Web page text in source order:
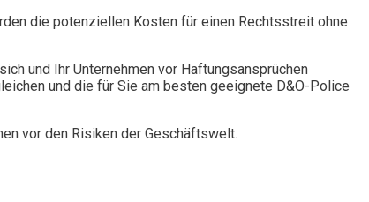
die potenziellen Kosten für einen Rechtsstreit ohne
und Ihr Unternehmen vor Haftungsansprüchen
und die für Sie am besten geeignete D&O-Police
vor den Risiken der Geschäftswelt.